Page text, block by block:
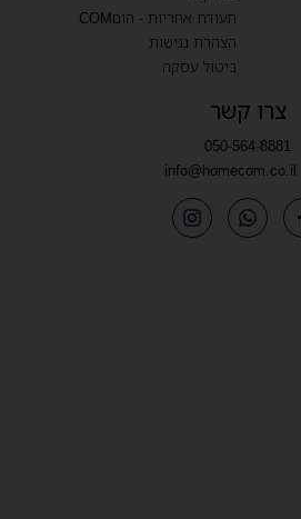
תעודת אחריות - הוםCOM
הצהרת נגישות
ביטול עסקה
צרו קשר
050-564-8881
info@homecom.co.il